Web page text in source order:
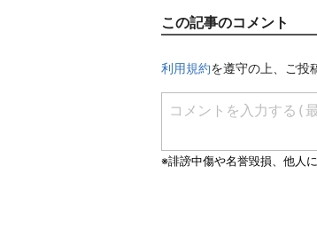
この記事のコメント
利用規約を遵守の上、ご投